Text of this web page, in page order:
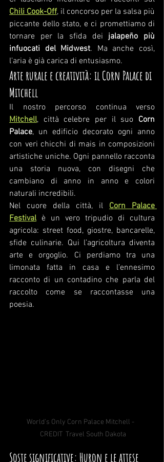
Chili Cook-Off, il concorso per la salsa più
piccante dello stato, e ci promettiamo di
tornare per la sfida dei jalapeño più
infuocati del Midwest. Ma anche così,
l’aria è già carica di entusiasmo.
Arte rurale e creatività: il Corn Palace di
Mitchell
Mitchell, città celebre per il suo Corn
Palace, un edificio decorato ogni anno
con veri chicchi di mais in composizioni
artistiche uniche. Ogni pannello racconta
una storia nuova, con disegni che
cambiano di anno in anno e colori
naturali incredibili.
Nel cuore della città, il Corn Palace
Festival è un vero tripudio di cultura
agricola: street food, giostre, bancarelle,
sfide culinarie. Qui l’agricoltura diventa
arte e orgoglio. Ci perdiamo tra una
limonata fatta in casa e l’ennesimo
racconto di un contadino che parla del
raccolto come se raccontasse una
poesia.
World’s Only Corn Palace Mitchell -
CREDIT  Travel South Dakota
Soste significative: Huron e le attese